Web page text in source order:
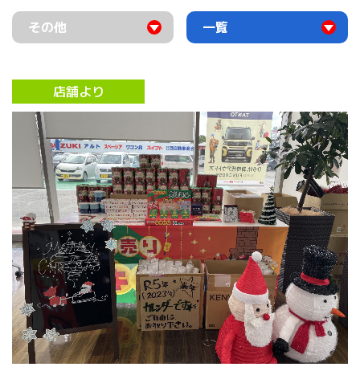
その他 一覧
店舗より